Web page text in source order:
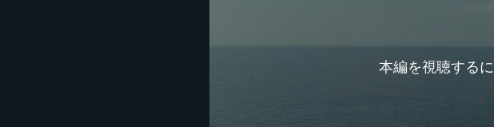
本編を視聴する